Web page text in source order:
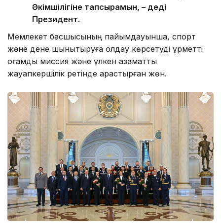
Әкімшілігіне тапсырамын, – деді
Президент.
Мемлекет басшысының пайымдауынша, спорт
және дене шынықтыруға қолдау көрсетуді құрметті
қоғамдық миссия және үлкен азаматтық
жауапкершілік ретінде қарастырған жөн.